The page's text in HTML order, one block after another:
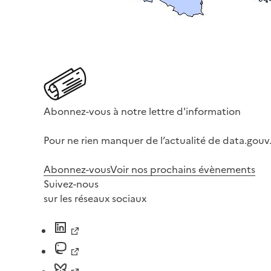
Abonnez-vous à notre lettre d'information
Pour ne rien manquer de l’actualité de
Abonnez-vousVoir nos prochains évènements
Suivez-nous
sur les réseaux sociaux